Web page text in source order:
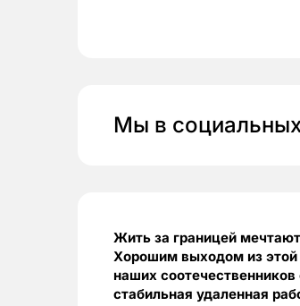
Мы в
Жить за границей
Хорошим выходом из
наших
стабильная удаленная